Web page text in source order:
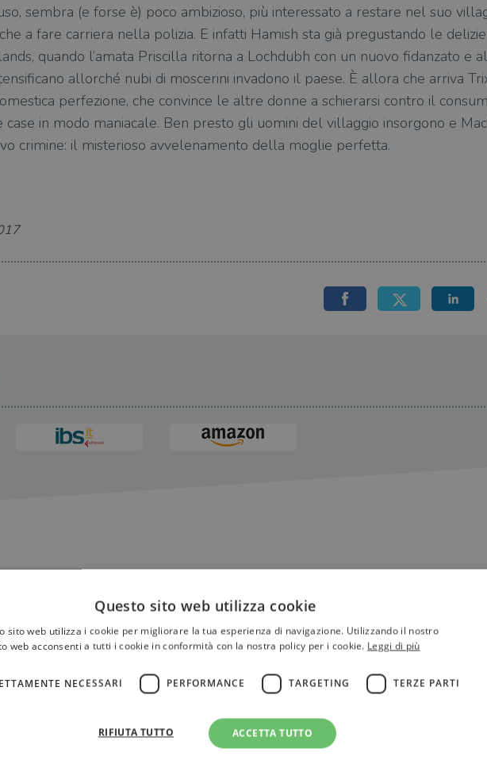
sembra (e forse è) poco ambizioso, più interessato a restare nel suo
a fare carriera nella polizia. E infatti Hamish sta già pregustando le delizie
quando l’amata Priscilla ritorna a Lochdubh con un nuovo fidanzato e
allorché nubi di moscerini invadono il paese. È allora che arriva
perfezione, che convince le altre donne a schierarsi contro il
in modo maniacale. Ben presto gli uomini del villaggio insorgono e
crimine: il misterioso avvelenamento della moglie perfetta.
Questo sito web utilizza cookie
sito web utilizza i cookie per migliorare la tua esperienza di navigazione. Utilizzando il nostro
web acconsenti a tutti i cookie in conformità con la nostra policy per i cookie. Leggi di più
NECESSARI PERFORMANCE TARGETING TERZE PARTI
ACCETTA TUTTO
RIFIUTA TUTTO